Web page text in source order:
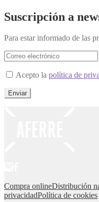
Suscripción a
Para estar informado de las
Acepto la política de
Compra onlineDistribución
privacidadPolítica de cookies